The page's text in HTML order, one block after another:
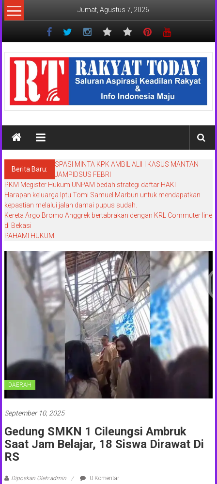
Lompat
ke
Jumat, Agustus 7, 2026
Rakyat
Today
Saluran
aspirasi
rakyat
dan
maju
Berita Baru:
SPASI MINTA KPK AMBIL ALIH KASUS MANTAN
JAMPIDSUS FEBRI
PKM Megister Hukum UNPAM bedah strategi daftar HAKI
Harapan keluarga Iptu Tomi Samuel Marbun untuk mendapatkan
kepastian melalui jalan damai pupus sudah.
Kereta Argo Bromo Anggrek bertabrakan dengan KRL Commuter line
di Bekasi
PAHAMI HUKUM
DAERAH
September 10, 2025
Gedung SMKN 1 Cileungsi Ambruk
Saat Jam Belajar, 18 Siswa Dirawat Di
RS
Diposkan Oleh:admin 0 Komentar